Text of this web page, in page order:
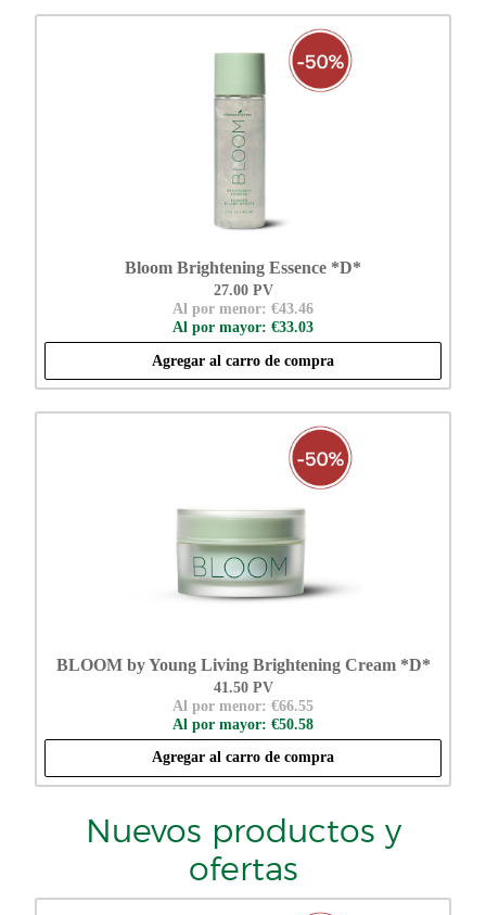
Bloom Brightening Essence *D*
27.00 PV
Al por menor: €43.46
Al por mayor: €33.03
Agregar al carro de compra
BLOOM by Young Living Brightening Cream *D*
41.50 PV
Al por menor: €66.55
Al por mayor: €50.58
Agregar al carro de compra
Nuevos productos y
ofertas